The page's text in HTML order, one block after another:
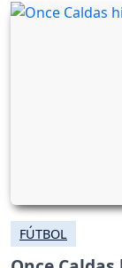
FÚTBOL